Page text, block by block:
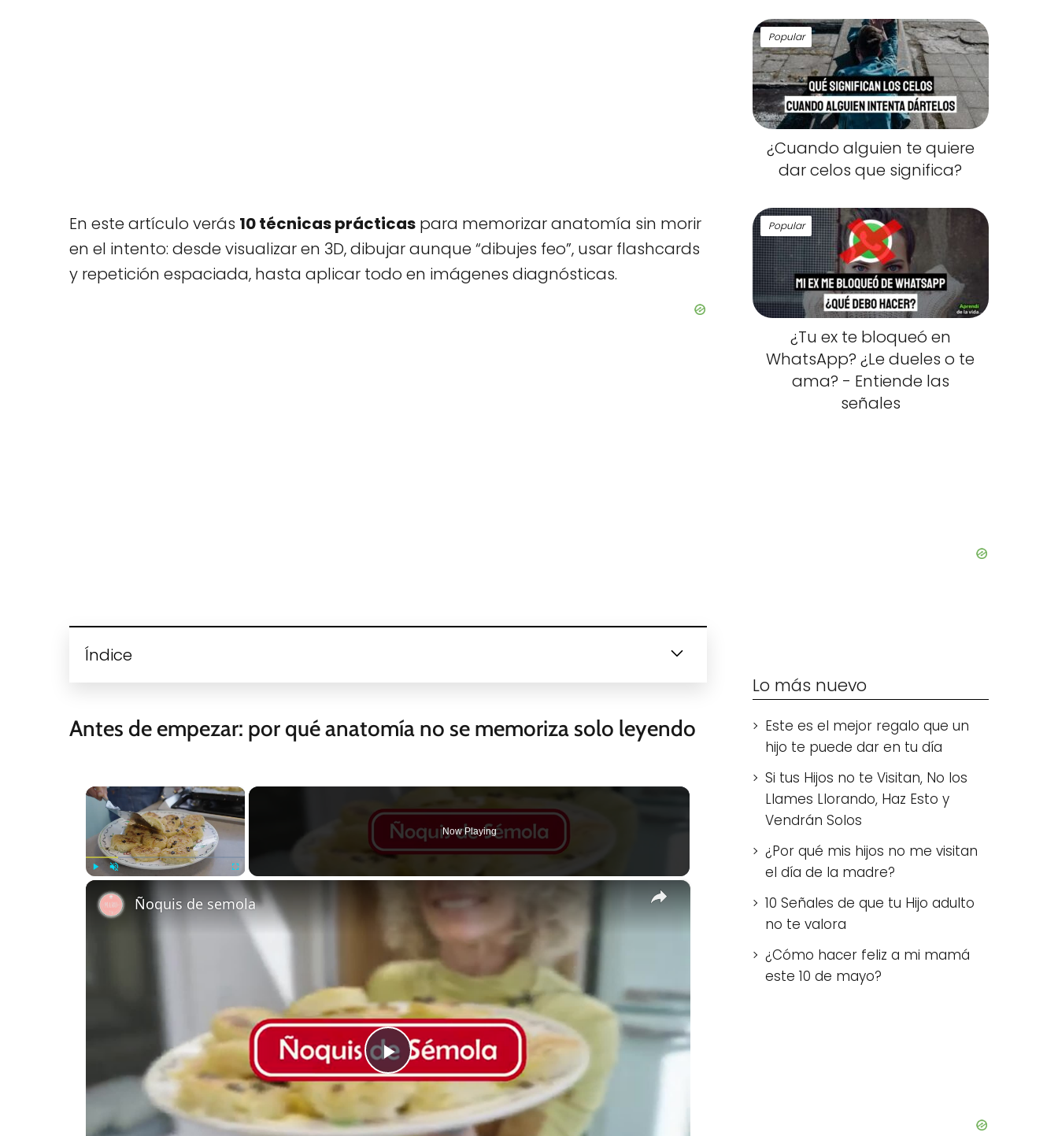
En este artículo verás 10 técnicas prácticas para memorizar anatomía sin morir
en el intento: desde visualizar en 3D, dibujar aunque “dibujes feo”, usar flashcards
y repetición espaciada, hasta aplicar todo en imágenes diagnósticas.
Índice
Antes de empezar: por qué anatomía no se memoriza solo leyendo
×
Now Playing
×
P
l
Ñoquis de semola
Popular
¿Cuando alguien te quiere
dar celos que significa?
Popular
¿Tu ex te bloqueó en
WhatsApp? ¿Le dueles o te
ama? - Entiende las
señales
Lo más nuevo
Este es el mejor regalo que un
hijo te puede dar en tu día
Si tus Hijos no te Visitan, No los
Llames Llorando, Haz Esto y
Vendrán Solos
¿Por qué mis hijos no me visitan
el día de la madre?
10 Señales de que tu Hijo adulto
no te valora
¿Cómo hacer feliz a mi mamá
este 10 de mayo?